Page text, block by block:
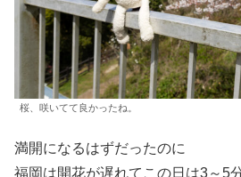
桜、咲いてて良かったね。
満開になるはずだったのに
福岡は開花が遅れてこの日は3～5